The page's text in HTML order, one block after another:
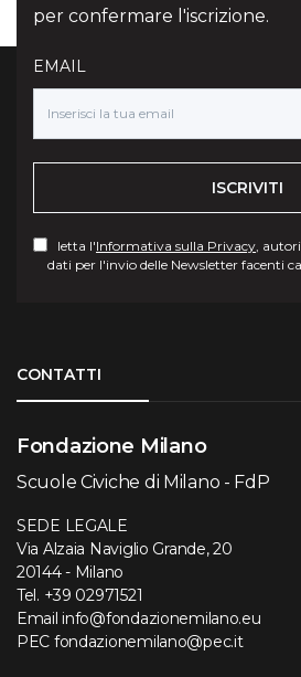
per confermare l'iscrizione.
EMAIL
ISCRIVITI
letta l'Informativa sulla Privacy,
dati per l'invio delle Newsletter facenti
CONTATTI
Fondazione Milano
Scuole Civiche di Milano - FdP
SEDE LEGALE
Via Alzaia Naviglio Grande, 20
20144 - Milano
Tel. +39 02971521
Email info@fondazionemilano.eu
PEC fondazionemilano@pec.it